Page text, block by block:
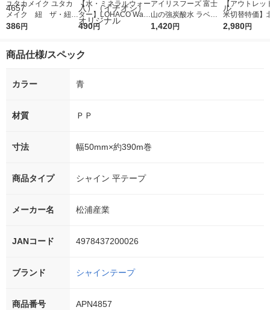
ユタカメイク ユタカ
メイク 紐 ザ・紐
細 １０ｍ スカイブ
386円
【水・ミネラルウォー
ター】LOHACO Wate
r（ロハコウォータ
シ） オリジナル
490円
アイリスフーズ 富士
山の強炭酸水 ラベル
レス 500ml 1箱（24
1,420円
【アウトレッ
米切替特価】
ななつぼし 無
2,980円
商品仕様/スペック
カラー 青
材質 ＰＰ
寸法 幅50mm×約390m巻
商品タイプ シャイン 平テープ
メーカー名 松浦産業
JANコード 4978437200026
ブランド シャインテープ
商品番号 APN4857